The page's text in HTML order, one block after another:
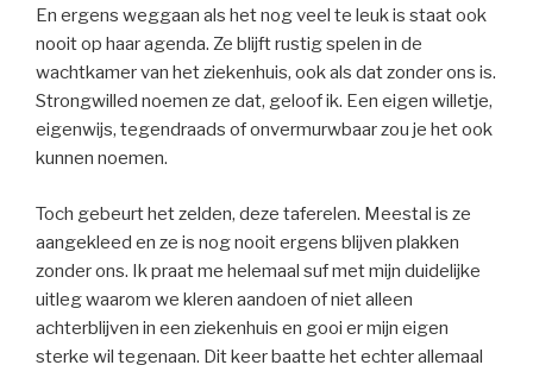
En ergens weggaan als het nog veel te leuk is staat ook
nooit op haar agenda. Ze blijft rustig spelen in de
wachtkamer van het ziekenhuis, ook als dat zonder ons is.
Strongwilled noemen ze dat, geloof ik. Een eigen willetje,
eigenwijs, tegendraads of onvermurwbaar zou je het ook
kunnen noemen.
Toch gebeurt het zelden, deze taferelen. Meestal is ze
aangekleed en ze is nog nooit ergens blijven plakken
zonder ons. Ik praat me helemaal suf met mijn duidelijke
uitleg waarom we kleren aandoen of niet alleen
achterblijven in een ziekenhuis en gooi er mijn eigen
sterke wil tegenaan. Dit keer baatte het echter allemaal